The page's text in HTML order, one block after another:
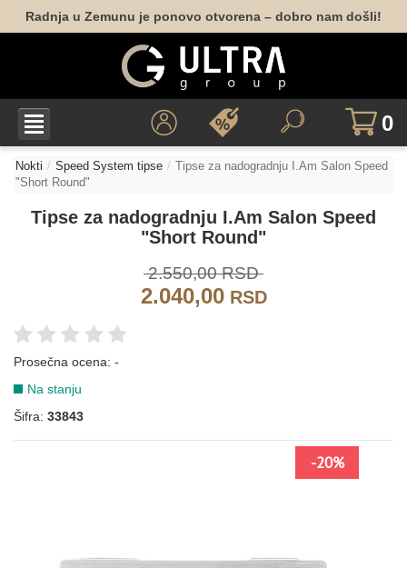
Radnja u Zemunu je ponovo otvorena – dobro nam došli!
0
Nokti Speed System tipse
Tipse za nadogradnju I.Am Salon Speed
"Short Round"
Tipse za nadogradnju I.Am Salon Speed
"Short Round"
2.550,00 RSD
2.040,00RSD
Prosečna ocena: -
Na stanju
Šifra: 33843
NOVO
-20%